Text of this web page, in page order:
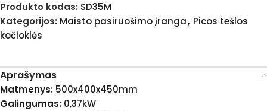
Produkto kodas: SD35M
Kategorijos: Maisto pasiruošimo įranga, Picos tešlos
kočioklės
Aprašymas
Matmenys: 500x400x450mm
Galingumas: 0,37kW